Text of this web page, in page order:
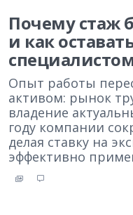
Почему стаж
и как
Опыт работы
активом: рынок
владение
году компании
делая ставку на
эффективно